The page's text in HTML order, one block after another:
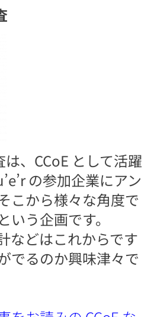
、CCoE として活躍
の参加企業にアン
こから様々な角度で
いう企画です。
などはこれからです
でるのか興味津々で